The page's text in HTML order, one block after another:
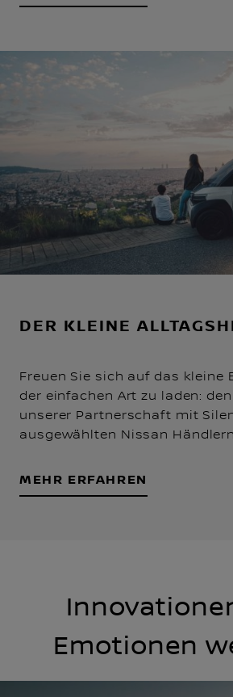
DER KLEINE
Freuen Sie sich auf das kleine
der einfachen Art zu laden: den
unserer Partnerschaft mit
ausgewählten Nissan
MEHR ERFAHREN
Emotionen